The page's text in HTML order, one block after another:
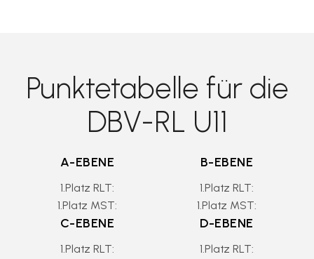
Punktetabelle für die
DBV-RL U11
A-EBENE
1.Platz RLT:
1.Platz MST:
B-EBENE
1.Platz RLT:
1.Platz MST:
C-EBENE
1.Platz RLT:
D-EBENE
1.Platz RLT: